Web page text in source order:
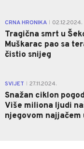
CRNA HRONIKA 02.12.2024.
Tragična smrt u
Muškarac pao sa
čistio snijeg
SVIJET 27.11.2024.
Snažan ciklon
Više miliona ljudi
njegovom najjačem